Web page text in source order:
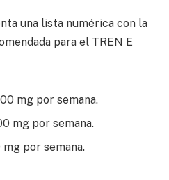
una lista numérica con la
para el TREN E
mg por semana.
mg por semana.
por semana.